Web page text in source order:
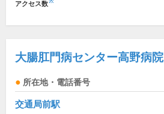
アクセス数
大腸肛門病センター高野病院
所在地・電話番号
交通局前駅